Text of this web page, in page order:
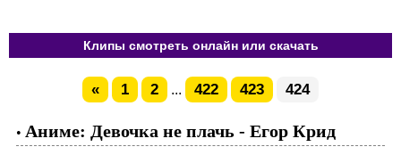
Клипы смотреть онлайн или скачать
« 1 2 ... 422 423 424
• Аниме: Девочка не плачь - Егор Крид